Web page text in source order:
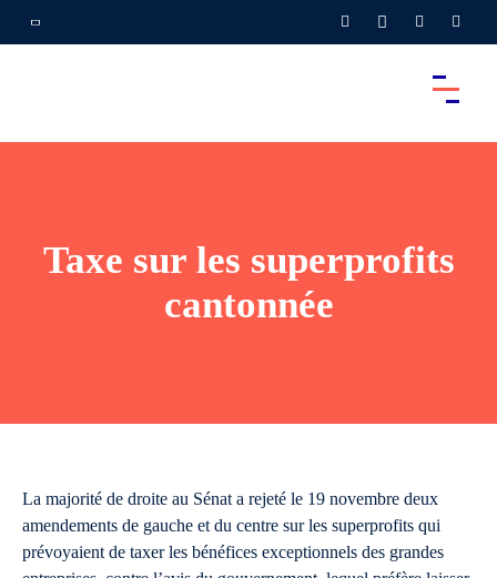
Taxe sur les superprofits
cantonnée
La majorité de droite au Sénat a rejeté le 19 novembre deux
amendements de gauche et du centre sur les superprofits qui
prévoyaient de taxer les bénéfices exceptionnels des grandes